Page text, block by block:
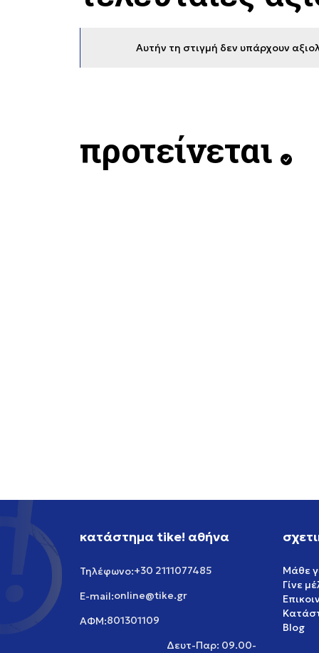
Αυτήν τη στιγμή δεν υπάρχουν
προτείνεται
κατάστημα tike! αθήνα
Τηλέφωνο:+30 2111077485
E-mail:online@tike.gr
ΑΦΜ:801301109
Δευτ-Παρ: 09.00-
Μάθε
Γίνε
Blog